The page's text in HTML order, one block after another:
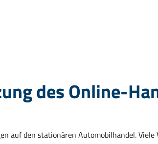
des Online-
auf den stationären Automobilhandel. Viele